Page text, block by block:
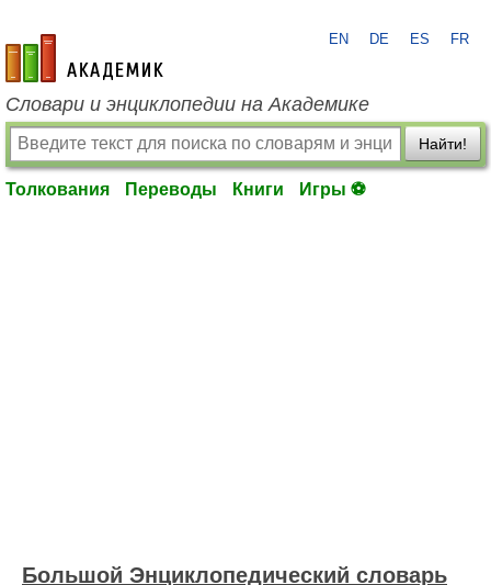
academic.ru
EN DE ES FR
Словари и энциклопедии на Академике
Найти!
Толкования Переводы Книги Игры ⚽
Большой Энциклопедический словарь